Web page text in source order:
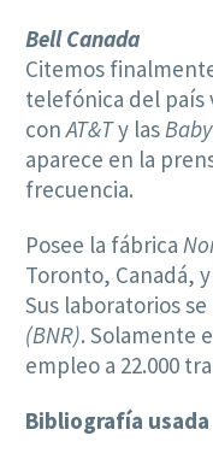
Bell Canada
Citemos
telefónica del país
conAT&Ty las
aparece en la
frecuencia.
Posee la fábrica
Toronto, Canadá,
Sus laboratorios
(BNR). Solamente
empleo a 22.000
Bibliografía usada